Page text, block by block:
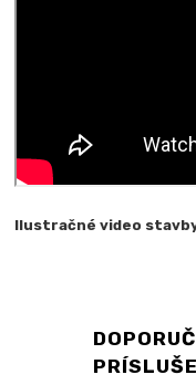
Ilustračné video